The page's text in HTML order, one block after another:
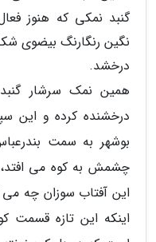
گنبد نمکی که هنوز
نگین رنگارنگ بیضوی
درخشد.
همین نمک سرشار
درخشنده کرده و این
بوشهر به سمت
چشمش به کوه می
این آفتاب سوزان چه می
اینکه این تازه قسمت